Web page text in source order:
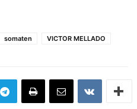
somaten VICTOR MELLADO